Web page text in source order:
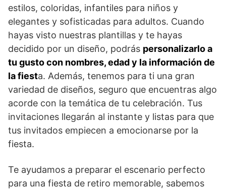
estilos, coloridas, infantiles para niños y
elegantes y sofisticadas para adultos. Cuando
hayas visto nuestras plantillas y te hayas
decidido por un diseño, podrás personalizarlo a
tu gusto con nombres, edad y la información de
la fiesta. Además, tenemos para ti una gran
variedad de diseños, seguro que encuentras algo
acorde con la temática de tu celebración. Tus
invitaciones llegarán al instante y listas para que
tus invitados empiecen a emocionarse por la
fiesta.
Te ayudamos a preparar el escenario perfecto
para una fiesta de retiro memorable, sabemos